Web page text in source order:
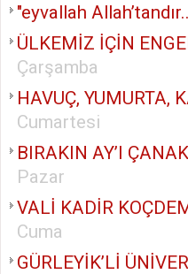
"eyvallah
ÜLKEMİZ İÇİN
Çarşamba
HAVUÇ, YUMURTA,
Cumartesi
BIRAKIN AY’I
Pazar
VALİ KADİR
Cuma
GÜRLEYİK’Lİ